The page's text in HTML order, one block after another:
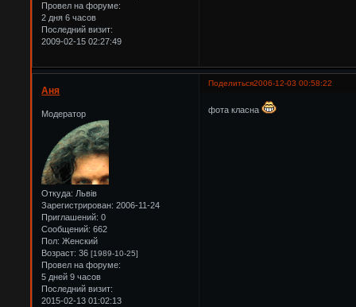
Провел на форуме:
2 дня 6 часов
Последний визит:
2009-02-15 02:27:49
Поделиться2006-12-03 00:58:22
Аня
Модератор
Откуда: Львів
Зарегистрирован: 2006-11-24
Приглашений: 0
Сообщений: 662
Пол: Женский
Возраст: 36[1989-10-25]
Провел на форуме:
5 дней 9 часов
Последний визит:
2015-02-13 01:02:13
фота класна